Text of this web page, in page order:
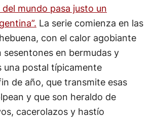
mundo pasa justo un
La serie comienza en las
con el calor agobiante
sesentones en bermudas y
una postal típicamente
de año, que transmite esas
y que son heraldo de
cacerolazos y hastío